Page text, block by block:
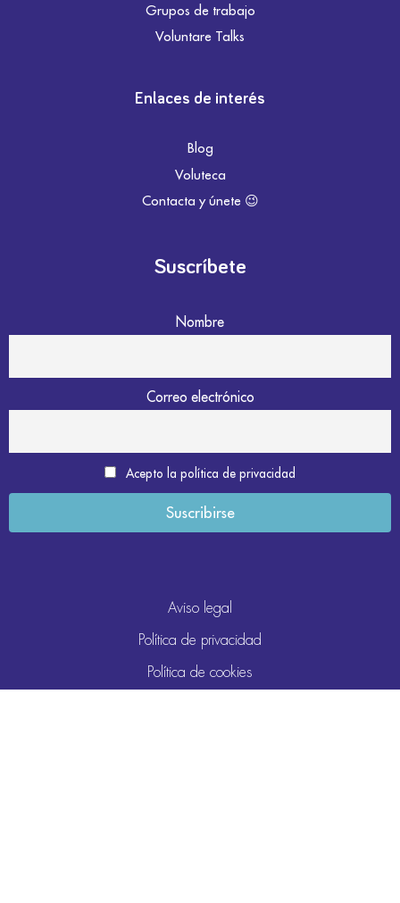
Grupos de trabajo
Voluntare Talks
Enlaces de interés
Blog
Voluteca
Contacta y únete 😉
Suscríbete
Nombre
Correo electrónico
Acepto la política de privacidad
Aviso legal
Política de privacidad
Política de cookies